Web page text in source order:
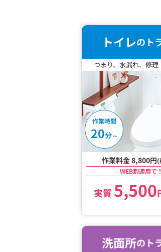
トイレのト
つまり、水漏れ、修理
作業時間
20分～
作業料金 8,800円(
WEB割適用で！
実質 5,500
洗面所のト